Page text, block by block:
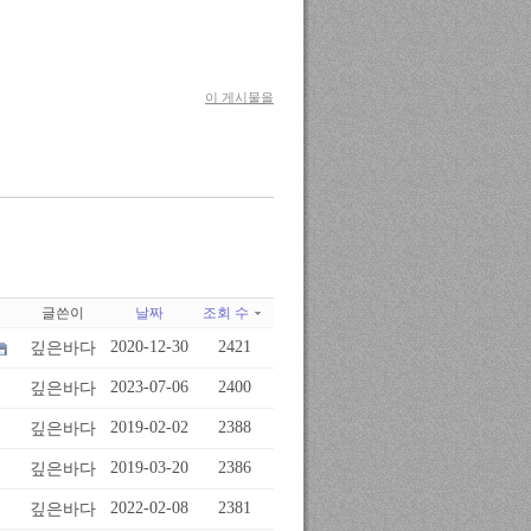
이 게시물을
글쓴이 날짜 조회 수
깊은바다 2020-12-30 2421
깊은바다 2023-07-06 2400
깊은바다 2019-02-02 2388
깊은바다 2019-03-20 2386
깊은바다 2022-02-08 2381